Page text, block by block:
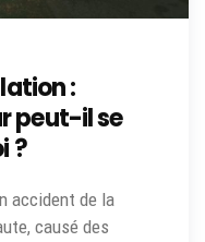
:
peut-il se
?
accident de la
causé des